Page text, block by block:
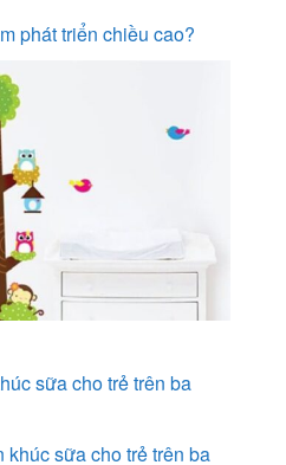
phát triển chiều cao?
sữa cho trẻ trên ba